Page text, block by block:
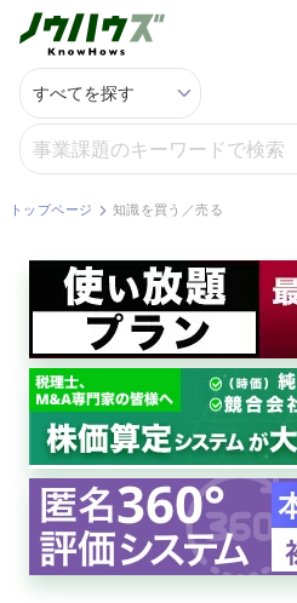
記事・コラムを読
解決策を募集する
知識を買う／売る
契約書ひな型を探す
専門家に電話する
無料で株価を算定
資本政策を無料で
無料でアンケート
トップページ 知識を買う／売る